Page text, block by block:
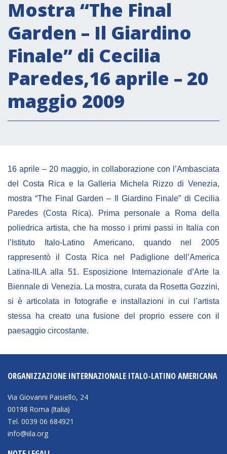
Segreteria Culturale
Segreteria Socio-economica
Segreteria Tecnico scientifica
Forum PMI
Conferenze Italia-America Latina e Caraibi
Rete per la promozione dell’uguaglianza di
genere
COOPERAZIONE
Patrimonio culturale
Empowerment socio- economico
Giustizia e Sicurezza
EUROsociAL
EL PAcCTO
EUROFRONT
COPOLAD III
MEDIA
Foto
Video
Mostra “The Final
Garden – Il Giardino
Finale” di Cecilia
Paredes,16 aprile – 20
maggio 2009
16 aprile – 20 maggio, in collaborazione con l’Ambasciata
del Costa Rica e la Galleria Michela Rizzo di Venezia,
mostra “The Final Garden – Il Giardino Finale” di Cecilia
Paredes (Costa Rica). Prima personale a Roma della
poliedrica artista, che ha mosso i primi passi in Italia con
l’Istituto Italo-Latino Americano, quando nel 2005
rappresentò il Costa Rica nel Padiglione dell’America
Latina-IILA alla 51. Esposizione Internazionale d’Arte la
Biennale di Venezia. La mostra, curata da Rosetta Gozzini,
si è articolata in fotografie e installazioni in cui l’artista
stessa ha creato una fusione del proprio essere con il
paesaggio circostante.
ORGANIZZAZIONE INTERNAZIONALE ITALO-LATINO AMERICANA
Via Giovanni Paisiello, 24
00198 Roma (Italia)
Tel. 0039 06 684921
info@iila.org